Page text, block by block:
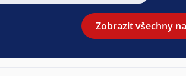
Zobrazit všechny